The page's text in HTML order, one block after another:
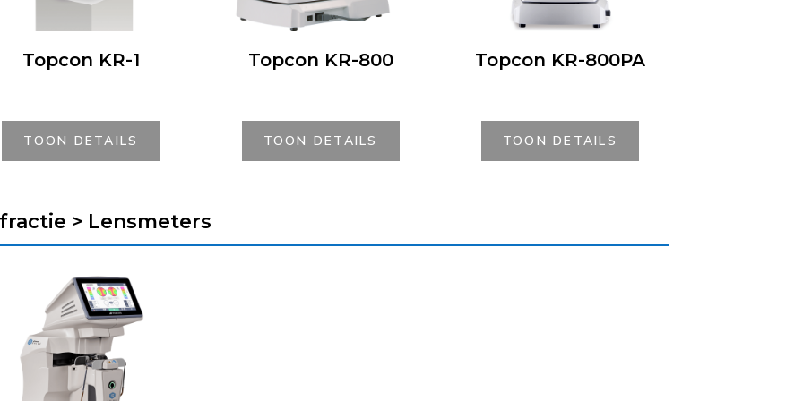
Topcon KR-1
TOON DETAILS
Topcon KR-800
TOON DETAILS
Topcon KR-800PA
TOON DETAILS
> Lensmeters